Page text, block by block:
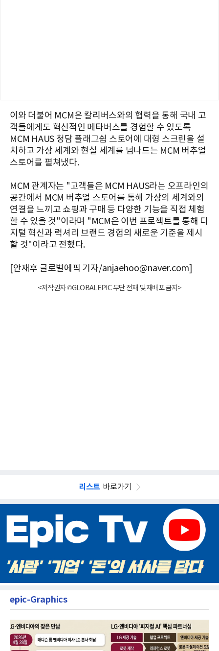
이와 더불어 MCM은 칼리버스와의 협력을 통해 국내 고
객들에게도 혁신적인 메타버스를 경험할 수 있도록
MCM HAUS 청담 플래그쉽 스토어에 대형 스크린을 설
치하고 가상 세계와 현실 세계를 넘나드는 MCM 버추얼
스토어를 펼쳐냈다.
MCM 관계자는 "고객들은 MCM HAUS라는 오프라인의
공간에서 MCM 버추얼 스토어를 통해 가상의 세계와의
연결을 느끼고 쇼핑과 구매 등 다양한 기능을 직접 체험
할 수 있을 것"이라며 "MCM은 이번 프로젝트를 통해 디
지털 혁신과 럭셔리 브랜드 경험의 새로운 기준을 제시
할 것"이라고 전했다.
[안재후 글로벌에픽 기자/anjaehoo@naver.com]
<저작권자 ©GLOBALEPIC 무단 전재 및 재배포 금지>
리스트 바로가기
epic-Graphics